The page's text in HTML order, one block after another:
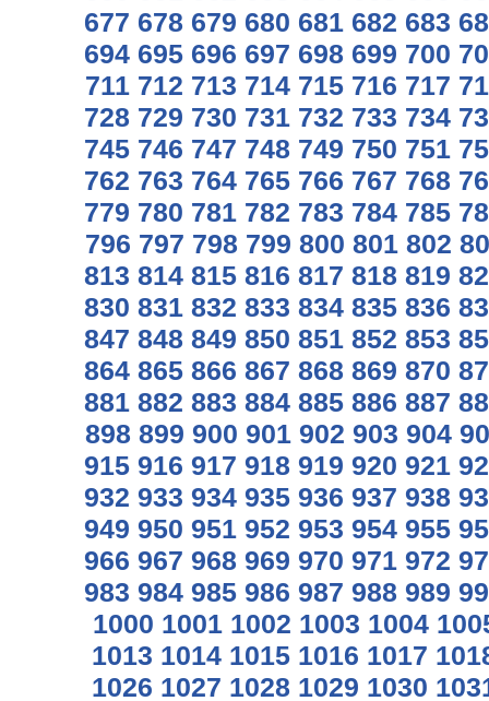
677 678 679 680 681 682 683
694 695 696 697 698 699 700
711 712 713 714 715 716 717
728 729 730 731 732 733 734
745 746 747 748 749 750 751
762 763 764 765 766 767 768
779 780 781 782 783 784 785
796 797 798 799 800 801 802
813 814 815 816 817 818 819
830 831 832 833 834 835 836
847 848 849 850 851 852 853
864 865 866 867 868 869 870
881 882 883 884 885 886 887
898 899 900 901 902 903 904
915 916 917 918 919 920 921
932 933 934 935 936 937 938
949 950 951 952 953 954 955
966 967 968 969 970 971 972
983 984 985 986 987 988 989
1000 1001 1002 1003 1004
1013 1014 1015 1016 1017
1026 1027 1028 1029 1030